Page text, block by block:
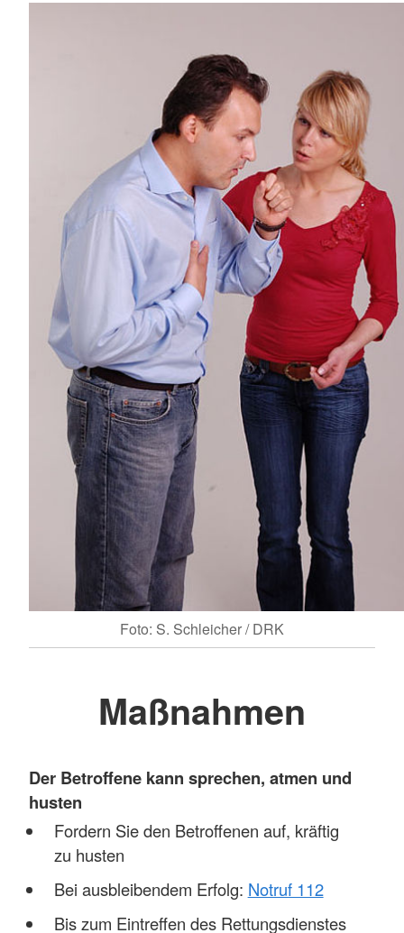
Foto: S. Schleicher / DRK
Maßnahmen
Der Betroffene kann sprechen, atmen und
husten
Fordern Sie den Betroffenen auf, kräftig
zu husten
Bei ausbleibendem Erfolg: Notruf 112
Bis zum Eintreffen des Rettungsdienstes